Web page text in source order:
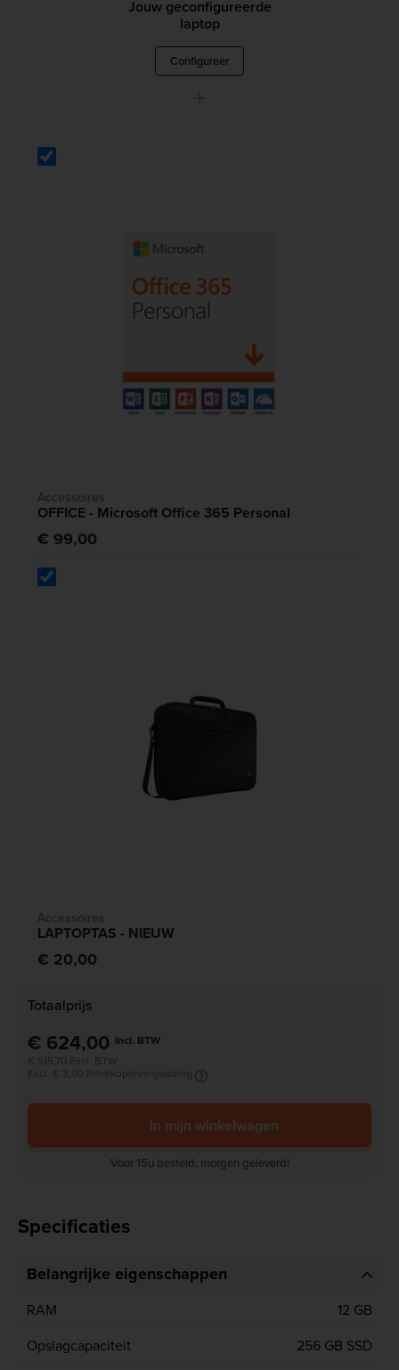
Jouw geconfigureerde
laptop
Configureer
+
Accessoires
OFFICE - Microsoft Office 365 Personal
€ 99,00
Accessoires
LAPTOPTAS - NIEUW
€ 20,00
Totaalprijs
€ 624,00 Incl. BTW
€ 515,70 Excl. BTW
Excl. € 3,00 Privékopievergoeding
In mijn winkelwagen
Voor 15u besteld, morgen geleverd!
Specificaties
Belangrijke eigenschappen
RAM
12 GB
Opslagcapaciteit
256 GB SSD